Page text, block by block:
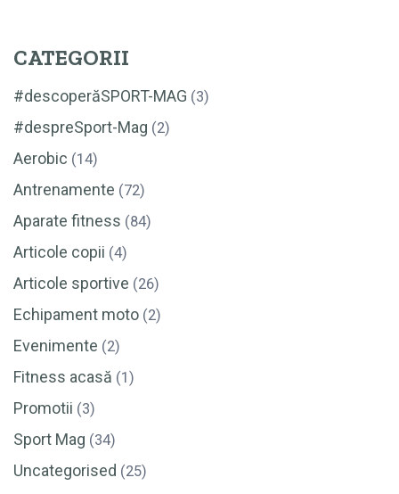
CATEGORII
#descoperăSPORT-MAG (3)
#despreSport-Mag (2)
Aerobic (14)
Antrenamente (72)
Aparate fitness (84)
Articole copii (4)
Articole sportive (26)
Echipament moto (2)
Evenimente (2)
Fitness acasă (1)
Promotii (3)
Sport Mag (34)
Uncategorised (25)